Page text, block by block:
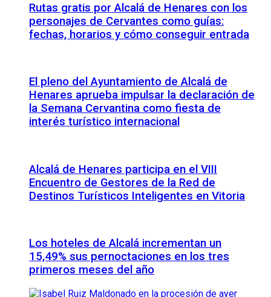
Rutas gratis por Alcalá de Henares con los
personajes de Cervantes como guías:
fechas, horarios y cómo conseguir entrada
El pleno del Ayuntamiento de Alcalá de
Henares aprueba impulsar la declaración de
la Semana Cervantina como fiesta de
interés turístico internacional
Alcalá de Henares participa en el VIII
Encuentro de Gestores de la Red de
Destinos Turísticos Inteligentes en Vitoria
Los hoteles de Alcalá incrementan un
15,49% sus pernoctaciones en los tres
primeros meses del año